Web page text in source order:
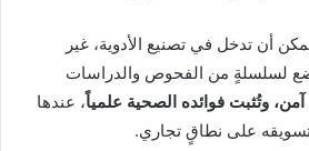
أن تدخل في تصنيع الأدوية، غير
لسلسلةٍ من الفحوص والدراسات
آمن، وتُثبت فوائده الصحية علمياً، عندها
على نطاقٍ تجاري.